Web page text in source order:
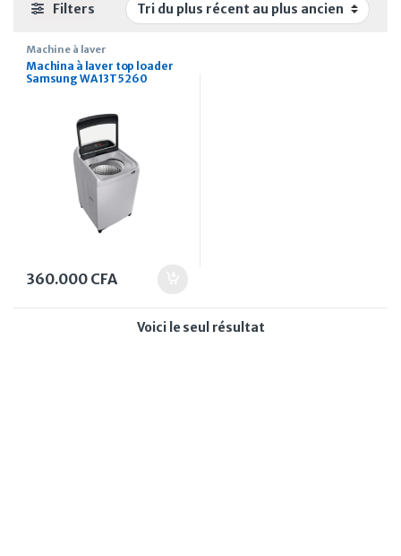
Filters
Machine à laver
Machina à laver top loader
Samsung WA 13T5260
360.000 CFA
Voici le seul résultat